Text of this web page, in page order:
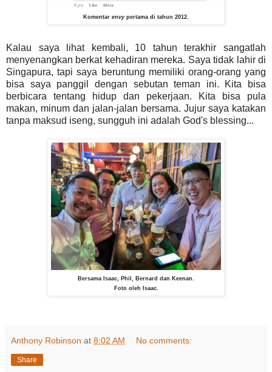
Komentar envypertama di tahun 2012.
Kalau saya lihat kembali, 10 tahun terakhir sangatlah
menyenangkan berkat kehadiran mereka. Saya tidak lahir di
Singapura, tapi saya beruntung memiliki orang-orang yang
bisa saya panggil dengan sebutan teman ini. Kita bisa
berbicara tentang hidup dan pekerjaan. Kita bisa pula
makan, minum dan jalan-jalan bersama. Jujur saya katakan
tanpa maksud iseng, sungguh ini adalah God's blessing...
Bersama Isaac, Phil, Bernard dan Keenan.
Foto oleh Isaac.
Anthony Robinson at 8:02 AM No comments:
Share